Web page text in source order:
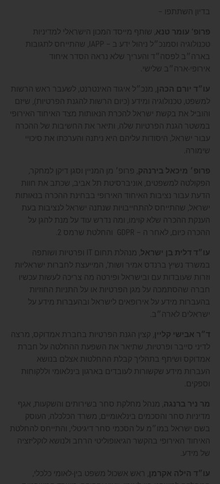
בדיון השתתפו –
פרופ’ עומר טנא , שותף מייסד המכון הישראלי למדיניות
טכנולוגיה וסמנכ״ל ניהול ידע ב – IAPP, שהתייחס לתגובות
בארה״ב לפסה״ד והעריך שלא נראה הסדר איחוד
אירופי-ארה״ב שלישי.
עו״ד יורם הכהן , מנכ״ל איגוד האינטרנט, לשעבר ראש הרשות
למשפט, טכנולוגיה ומידע (כיום הרשות להגנת הפרטיות), שיזם
והוביל את בקשת ישראל להכרת הנאותות מצד האיחוד האירופי
במשטר הגנת הפרטיות שלה, ותיאר את החשיבות של ההכרה
עבור ישראל, היסודות עליהם היא ניתנה והערכתו את סיכויי
שימורה.
פרופ׳ מיכאל בירנהק , פרופ׳ מן המניין וסגן דיקן למחקר,
הפקולטה למשפטים, אוניברסיטת תל אביב, שכתב את חוות
הדעת עבור נציבות האיחוד האירופי בבחינת ההכרה בנאותות
ישראל, שהתייחס להתחייבויות שנתנה ישראל לנציבות בעת
הענקת ההכרה שלא קוימו, ומה נדרש עוד על מנת להגן על
ההכרה כיום, לאחר ה – GDPR והחלטת שרמס 2.
עו״ד דלית בן ישראל
, מנהלת תחום IT ופרטיות ושותפה
במשרד נשיץ ברנדס אמיר ושות’, המייעצת לחברות ישראליות
וזרות שעובדות עם ובישראל ופירטה מה צריכה לעשות עכשיו
חברה שהסתמכה על מגן הפרטיות או על התניות החוזיות
בהעברות מידע על אירופאים לישראל ובהעברות מידע על
ישראלים לארה״ב.
ד״ר אבישי קליין , קצין הגנת הפרטיות בחברת אמדוקס, מרצה
לדיני סייבר ופרטיות, שתיאר את השפעת ההחלטה על חברת
אמדוקס ושיתף בתהליך קבלת ההחלטות אצלם בנושא
העברות מידע שקשורות לעובדים בארגון בינלאומי וללקוחות
וספקים.
מר ניר ברנגה , מנהל מחלקת סחר בשירותים והשקעות, אגף
מדיניות סחר והסכמים בינלאומיים, משרד הכלכלה, העוסק
בשם ישראל במו״מ על הסכמי סחר דיגיטלי, והתייחס להחלטת
האיחוד האירופי בהקשר הגיאופוליטי הרחב ולנושא לוקליזציה
של מידע.
עו״ד הילה אקרמן , ראש אשכול משפט בין-לאומי כלכלי,